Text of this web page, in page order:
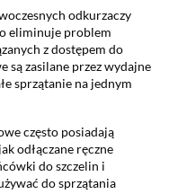
odkurzaczy
eliminuje problem
z dostępem do
są zasilane przez wydajne
sprzątanie na jednym
często posiadają
odłączane ręczne
do szczelin i
do sprzątania